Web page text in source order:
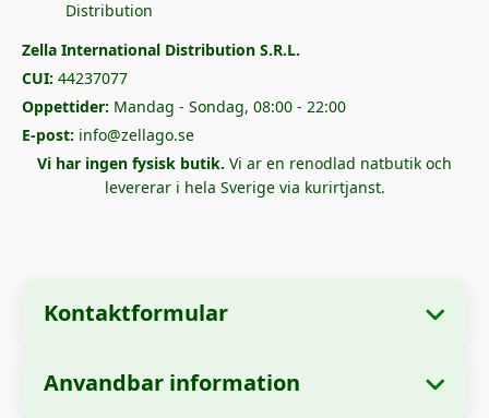
Zella International Distribution S.R.L.
CUI: 44237077
Oppettider: Mandag - Sondag, 08:00 - 22:00
E-post: info@zellago.se
Vi har ingen fysisk butik. Vi ar en renodlad natbutik och
levererar i hela Sverige via kurirtjanst.
Kontaktformular
Anvandbar information